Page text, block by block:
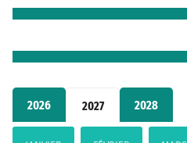
2026 2027 2028